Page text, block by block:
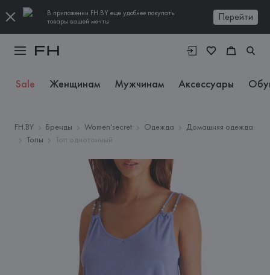
В приложении FH.BY еще удобнее покупать
товары вашей мечты
Перейти
Sale Женщинам Мужчинам Аксессуары
FH.BY Бренды Women'secret Одежда
Домашняя одежда
Топы
Топ однотонный